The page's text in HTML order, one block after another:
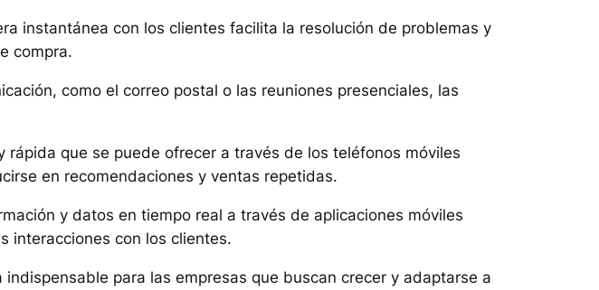
instantánea con los clientes facilita la resolución de problemas y
compra.
como el correo postal o las reuniones presenciales, las
rápida que se puede ofrecer a través de los teléfonos móviles
en recomendaciones y ventas repetidas.
y datos en tiempo real a través de aplicaciones móviles
interacciones con los clientes.
para las empresas que buscan crecer y adaptarse a